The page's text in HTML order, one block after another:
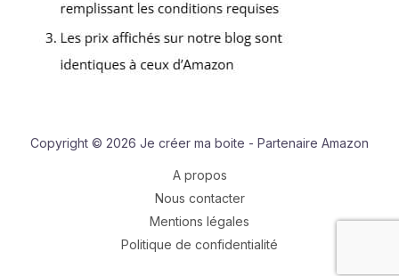
Copyright © 2026 Je créer ma boite - Partenaire Amazon
A propos
Nous contacter
Mentions légales
Politique de confidentialité